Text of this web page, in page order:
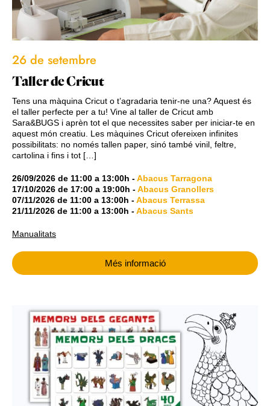
26 de setembre
Taller de Cricut
Tens una màquina Cricut o t’agradaria tenir-ne una? Aquest és
el taller perfecte per a tu! Vine al taller de Cricut amb
Sara&BUGS i aprèn tot el que necessites saber per iniciar-te en
aquest món creatiu. Les màquines Cricut ofereixen infinites
possibilitats: no només tallen paper, sinó també vinil, feltre,
cartolina i fins i tot […]
26/09/2026 de 11:00 a 13:00h -Abacus Tarragona
17/10/2026 de 17:00 a 19:00h -Abacus Granollers
07/11/2026 de 11:00 a 13:00h -Abacus Terrassa
21/11/2026 de 11:00 a 13:00h -Abacus Sants
Manualitats
Més informació